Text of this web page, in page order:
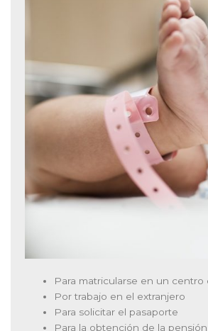
Para matricularse en un centro
Por trabajo en el extranjero
Para solicitar el pasaporte
Para la obtención de la pensión